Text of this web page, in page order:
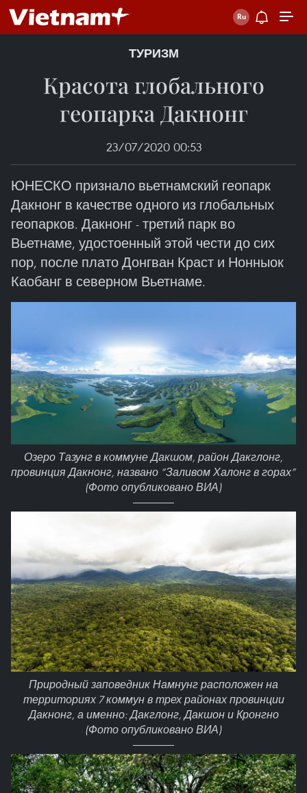
ТУРИЗМ
Красота глобального
геопарка Дакнонг
23/07/2020 00:53
ЮНЕСКО признало вьетнамский геопарк
Дакнонг в качестве одного из глобальных
геопарков. Дакнонг - третий парк во
Вьетнаме, удостоенный этой чести до сих
пор, после плато Донгван Краст и Нонныок
Каобанг в северном Вьетнаме.
Озеро Тазунг в коммуне Дакшом, район Дакглонг,
провинция Дакнонг, названо “Заливом Халонг в горах”
(Фото опубликовано ВИА)
Природный заповедник Намнунг расположен на
территориях 7 коммун в трех районах провинции
Дакнонг, а именно: Дакглонг, Дакшон и Кронгно
(Фото опубликовано ВИА)